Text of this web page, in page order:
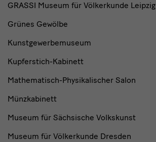
GRASSI Museum für Völkerkunde Leipzig
Grünes Gewölbe
Kunstgewerbemuseum
Kupferstich-Kabinett
Mathematisch-Physikalischer Salon
Münzkabinett
Museum für Sächsische Volkskunst
Museum für Völkerkunde Dresden